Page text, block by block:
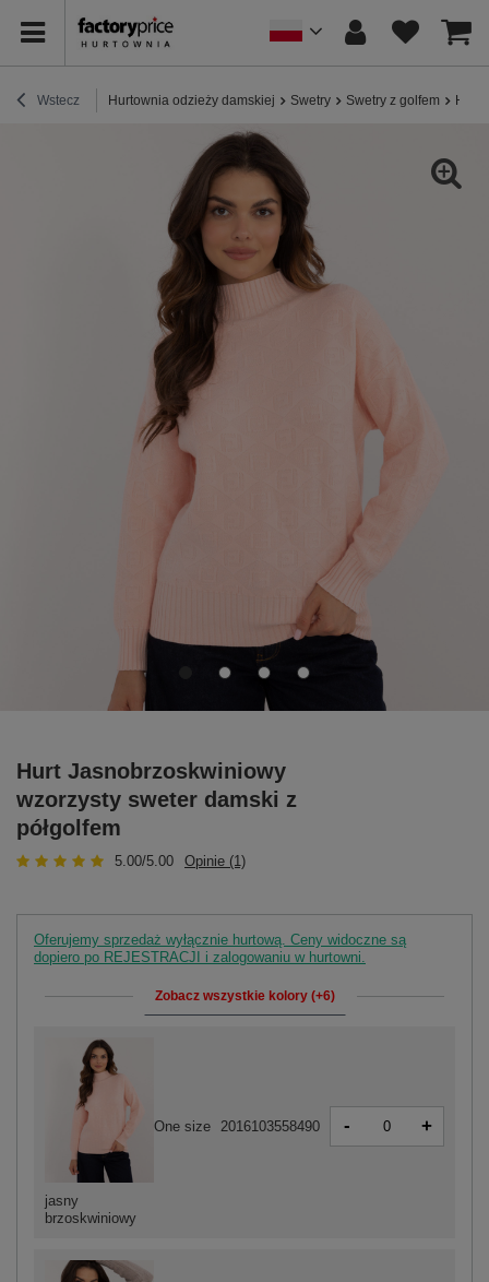
Wstecz Hurtownia odzieży damskiej Swetry Swetry z golfem Hurt
Hurt Jasnobrzoskwiniowy
wzorzysty sweter damski z
półgolfem
5.00/5.00 Opinie (1)
Oferujemy sprzedaż wyłącznie hurtową. Ceny widoczne są
dopiero po REJESTRACJI i zalogowaniu w hurtowni.
Zobacz wszystkie kolory (+6)
jasny
brzoskwiniowy
One size 2016103558490 - +